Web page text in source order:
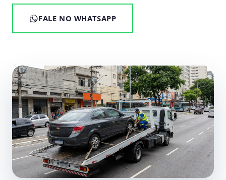
FALE NO WHATSAPP